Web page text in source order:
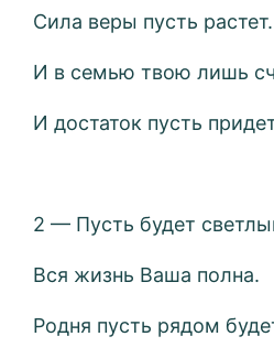
Сила веры пусть растет.
И в семью твою лишь
И достаток пусть
2 — Пусть будет
Вся жизнь Ваша полна.
Родня пусть рядом